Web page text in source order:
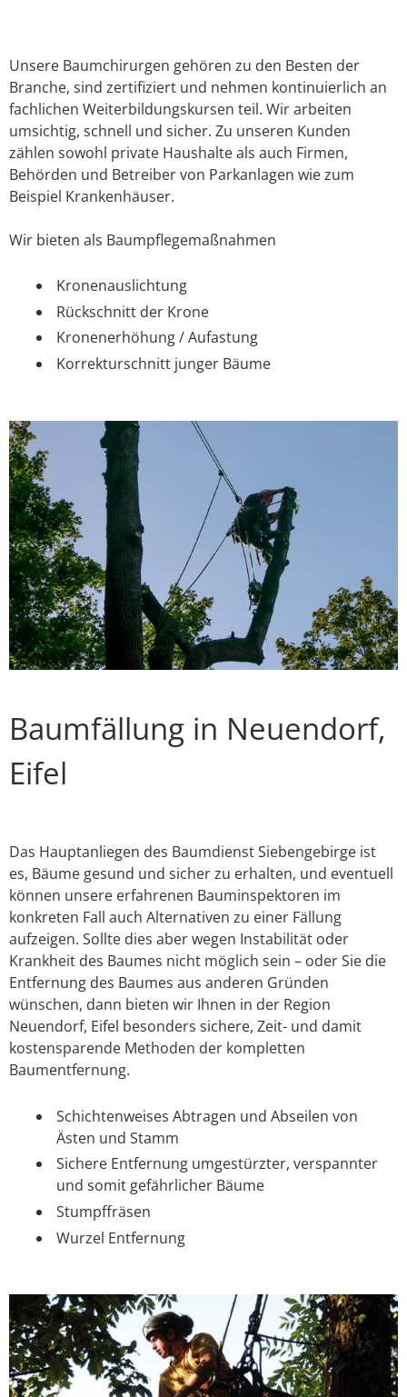
Unsere Baumchirurgen gehören zu den Besten der
Branche, sind zertifiziert und nehmen kontinuierlich an
fachlichen Weiterbildungskursen teil. Wir arbeiten
umsichtig, schnell und sicher. Zu unseren Kunden
zählen sowohl private Haushalte als auch Firmen,
Behörden und Betreiber von Parkanlagen wie zum
Beispiel Krankenhäuser.
Wir bieten als Baumpflegemaßnahmen
Kronenauslichtung
Rückschnitt der Krone
Kronenerhöhung / Aufastung
Korrekturschnitt junger Bäume
Baumfällung in Neuendorf,
Eifel
Das Hauptanliegen des Baumdienst Siebengebirge ist
es, Bäume gesund und sicher zu erhalten, und eventuell
können unsere erfahrenen Bauminspektoren im
konkreten Fall auch Alternativen zu einer Fällung
aufzeigen. Sollte dies aber wegen Instabilität oder
Krankheit des Baumes nicht möglich sein – oder Sie die
Entfernung des Baumes aus anderen Gründen
wünschen, dann bieten wir Ihnen in der Region
Neuendorf, Eifel besonders sichere, Zeit- und damit
kostensparende Methoden der kompletten
Baumentfernung.
Schichtenweises Abtragen und Abseilen von
Ästen und Stamm
Sichere Entfernung umgestürzter, verspannter
und somit gefährlicher Bäume
Stumpffräsen
Wurzel Entfernung